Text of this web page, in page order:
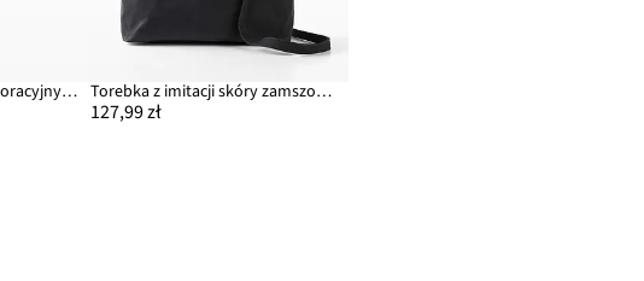
Torebka na ramię z dekoracyjnym przeszyciem Torebka z imitacji skóry zamszowej
127,99 zł